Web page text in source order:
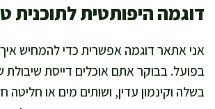
דוגמה היפותטית לתוכנית
אני אתאר דוגמה אפשרית כדי להמחיש איך
בפועל. בבוקר אתם אוכלים דייסת שיבולת
בשלה וקינמון עדין, ושותים מים או חליטה